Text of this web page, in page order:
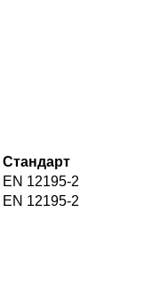
Стандарт
EN 12195-2
EN 12195-2